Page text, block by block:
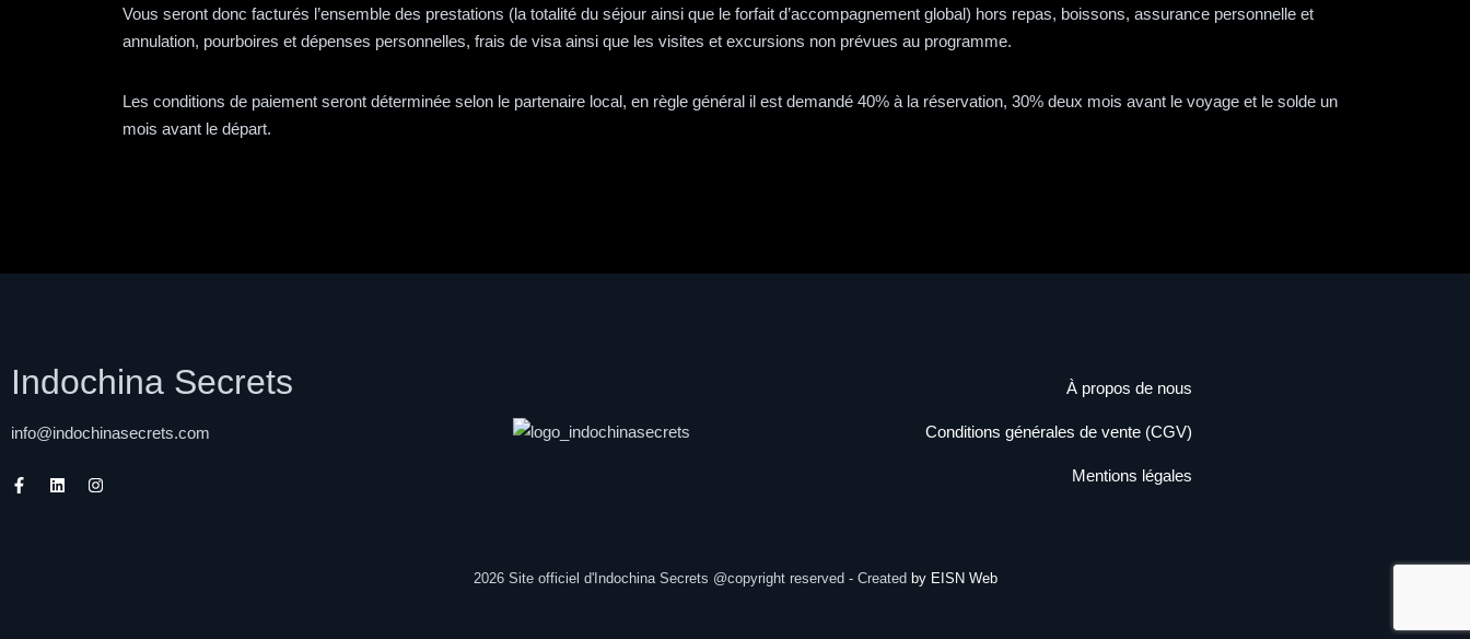
Vous seront donc facturés l’ensemble des prestations (la totalité du séjour ainsi que le forfait d’accompagnement global) hors repas, boissons, assurance personnelle et
annulation, pourboires et dépenses personnelles, frais de visa ainsi que les visites et excursions non prévues au programme.
Les conditions de paiement seront déterminée selon le partenaire local, en règle général il est demandé 40% à la réservation, 30% deux mois avant le voyage et le solde un
mois avant le départ.
Indochina Secrets
info@indochinasecrets.com
À propos de nous
Conditions générales de vente (CGV)
Mentions légales
2026Site officiel d'Indochina Secrets @copyright reserved - Created by EISN Web